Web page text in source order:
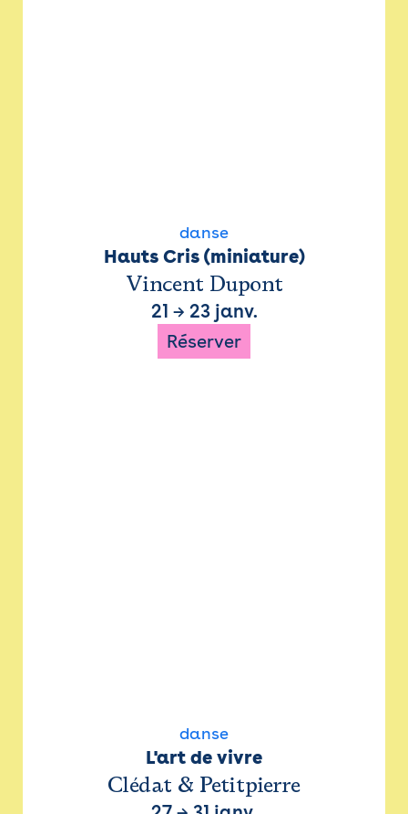
danse
Hauts Cris (miniature)
Vincent Dupont
21 → 23 janv.
Réserver
danse
L'art de vivre
Clédat & Petitpierre